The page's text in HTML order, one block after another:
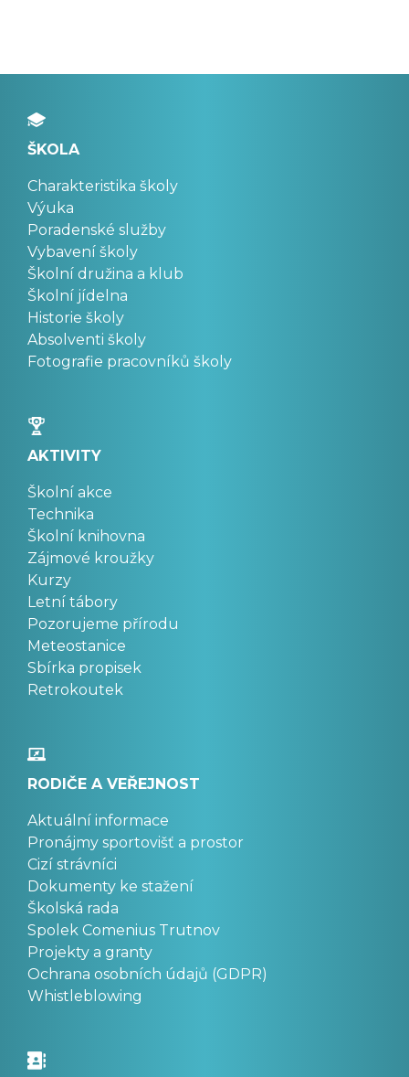
ŠKOLA
Charakteristika školy
Výuka
Poradenské služby
Vybavení školy
Školní družina a klub
Školní jídelna
Historie školy
Absolventi školy
Fotografie pracovníků školy
AKTIVITY
Školní akce
Technika
Školní knihovna
Zájmové kroužky
Kurzy
Letní tábory
Pozorujeme přírodu
Meteostanice
Sbírka propisek
Retrokoutek
RODIČE A VEŘEJNOST
Aktuální informace
Pronájmy sportovišť a prostor
Cizí strávníci
Dokumenty ke stažení
Školská rada
Spolek Comenius Trutnov
Projekty a granty
Ochrana osobních údajů (GDPR)
Whistleblowing